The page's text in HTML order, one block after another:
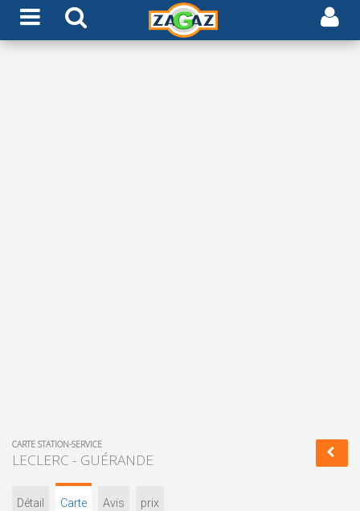
CARTE STATION-SERVICE
LECLERC - GUÉRANDE
Détail Carte Avis prix